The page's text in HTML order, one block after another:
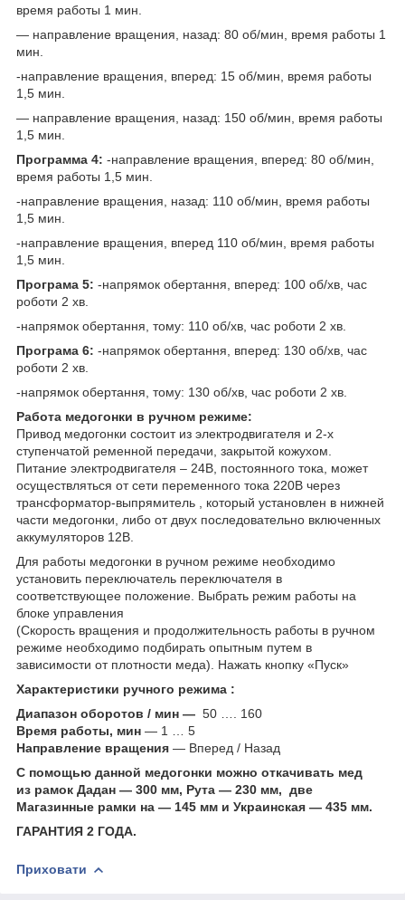
время работы 1 мин.
— направление вращения, назад: 80 об/мин, время работы 1
мин.
-направление вращения, вперед: 15 об/мин, время работы
1,5 мин.
— направление вращения, назад: 150 об/мин, время работы
1,5 мин.
Программа 4: -направление вращения, вперед: 80 об/мин,
время работы 1,5 мин.
-направление вращения, назад: 110 об/мин, время работы
1,5 мин.
-направление вращения, вперед 110 об/мин, время работы
1,5 мин.
Програма 5: -напрямок обертання, вперед: 100 об/хв, час
роботи 2 хв.
-напрямок обертання, тому: 110 об/хв, час роботи 2 хв.
Програма 6: -напрямок обертання, вперед: 130 об/хв, час
роботи 2 хв.
-напрямок обертання, тому: 130 об/хв, час роботи 2 хв.
Работа медогонки в ручном режиме:
Привод медогонки состоит из электродвигателя и 2-х
ступенчатой ременной передачи, закрытой кожухом.
Питание электродвигателя – 24В, постоянного тока, может
осуществляться от сети переменного тока 220В через
трансформатор-выпрямитель , который установлен в нижней
части медогонки, либо от двух последовательно включенных
аккумуляторов 12В.
Для работы медогонки в ручном режиме необходимо
установить переключатель переключателя в
соответствующее положение. Выбрать режим работы на
блоке управления
(Скорость вращения и продолжительность работы в ручном
режиме необходимо подбирать опытным путем в
зависимости от плотности меда). Нажать кнопку «Пуск»
Характеристики ручного режима :
Диапазон оборотов / мин — 50 …. 160
Время работы, мин — 1 … 5
Направление вращения — Вперед / Назад
С помощью данной медогонки можно откачивать мед
из рамок Дадан — 300 мм, Рута — 230 мм, две
Магазинные рамки на — 145 мм и Украинская — 435 мм.
ГАРАНТИЯ 2 ГОДА.
Приховати